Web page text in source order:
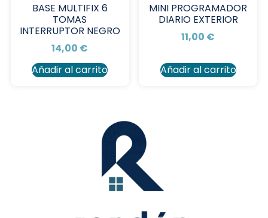
BASE MULTIFIX 6
TOMAS
INTERRUPTOR NEGRO
14,00 €
Añadir al carrito
MINI PROGRAMADOR
DIARIO EXTERIOR
11,00 €
Añadir al carrito